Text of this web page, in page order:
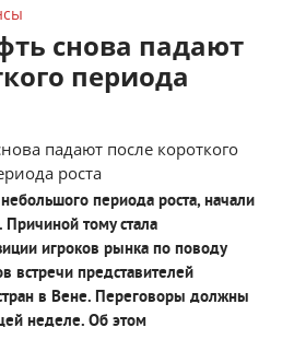
снова падают
периода
периода роста, начали
Причиной тому стала
игроков рынка по поводу
встречи представителей
в Вене. Переговоры должны
неделе. Об этом